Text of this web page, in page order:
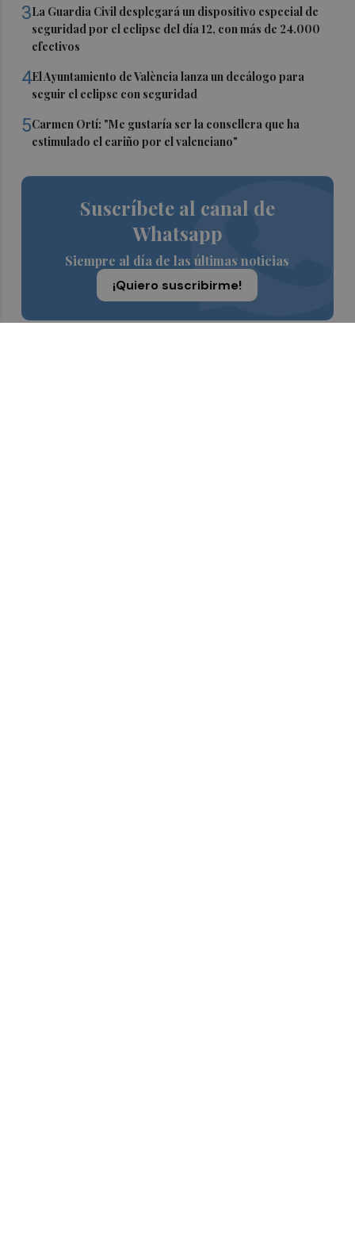
3La Guardia Civil desplegará un dispositivo especial de
seguridad por el eclipse del día 12, con más de 24.000
efectivos
4El Ayuntamiento de València lanza un decálogo para
seguir el eclipse con seguridad
5Carmen Ortí: "Me gustaría ser la consellera que ha
estimulado el cariño por el valenciano"
Suscríbete al canal de
Whatsapp
Siempre al día de las últimas noticias
¡Quiero suscribirme!